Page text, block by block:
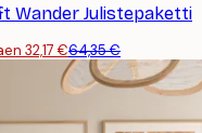
Wander Julistepaketti
32,17 €64,35 €